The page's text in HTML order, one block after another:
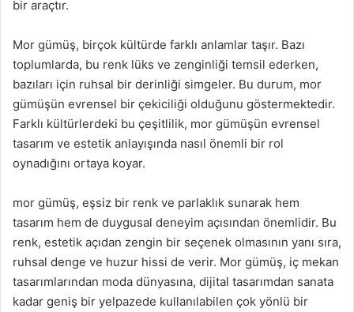
bir araçtır.
Mor gümüş, birçok kültürde farklı anlamlar taşır. Bazı
toplumlarda, bu renk lüks ve zenginliği temsil ederken,
bazıları için ruhsal bir derinliği simgeler. Bu durum, mor
gümüşün evrensel bir çekiciliği olduğunu göstermektedir.
Farklı kültürlerdeki bu çeşitlilik, mor gümüşün evrensel
tasarım ve estetik anlayışında nasıl önemli bir rol
oynadığını ortaya koyar.
mor gümüş, eşsiz bir renk ve parlaklık sunarak hem
tasarım hem de duygusal deneyim açısından önemlidir. Bu
renk, estetik açıdan zengin bir seçenek olmasının yanı sıra,
ruhsal denge ve huzur hissi de verir. Mor gümüş, iç mekan
tasarımlarından moda dünyasına, dijital tasarımdan sanata
kadar geniş bir yelpazede kullanılabilen çok yönlü bir